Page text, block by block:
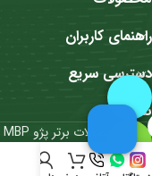
راهنمای کاربران
دسترسی سریع
نمادها
محصولات برتر پژو MBP